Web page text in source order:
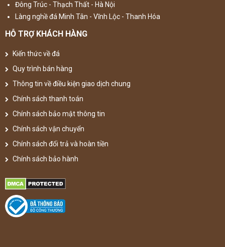
Đông Trúc - Thạch Thất - Hà Nội
Làng nghề đá Minh Tân - Vĩnh Lộc - Thanh Hóa
HỖ TRỢ KHÁCH HÀNG
Kiến thức về đá
Quy trình bán hàng
Thông tin về điều kiện giao dịch chung
Chính sách thanh toán
Chính sách bảo mật thông tin
Chính sách vận chuyển
Chính sách đổi trả và hoàn tiền
Chính sách bảo hành